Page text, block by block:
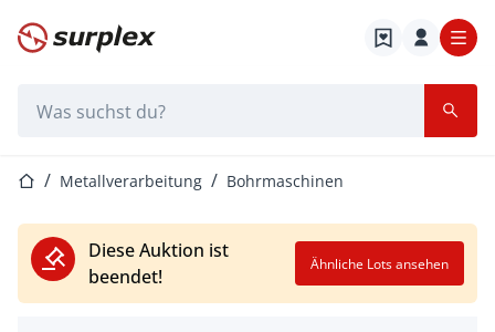
Startseite
StartseiteMetallverarbeitung Bohrmaschinen
Diese Auktion ist
beendet!
Ähnliche Lots ansehen